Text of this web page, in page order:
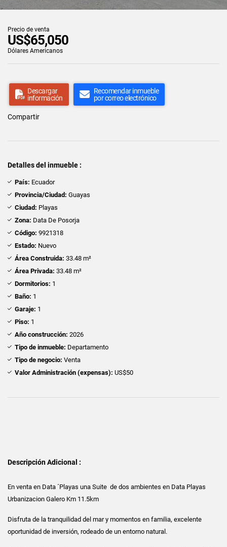
Precio de venta
US$65,050
Dólares Americanos
Descargar
información
Recomendar inmueble
por correo electrónico
Compartir
Detalles del inmueble :
País: Ecuador
Provincia/Ciudad: Guayas
Ciudad: Playas
Zona: Data De Posorja
Código: 9921318
Estado: Nuevo
Área Construida: 33.48 m²
Área Privada: 33.48 m²
Dormitorios: 1
Baño: 1
Garaje: 1
Piso: 1
Año construcción: 2026
Tipo de inmueble: Departamento
Tipo de negocio: Venta
Valor Administración (expensas): US$50
Descripción Adicional :
En venta en Data ´Playas una Suite de dos ambientes en Data Playas
Urbanizacion Galero Km 11.5km
Disfruta de la tranquilidad del mar y momentos en familia, excelente
oportunidad de inversión, rodeado de un entorno natural.